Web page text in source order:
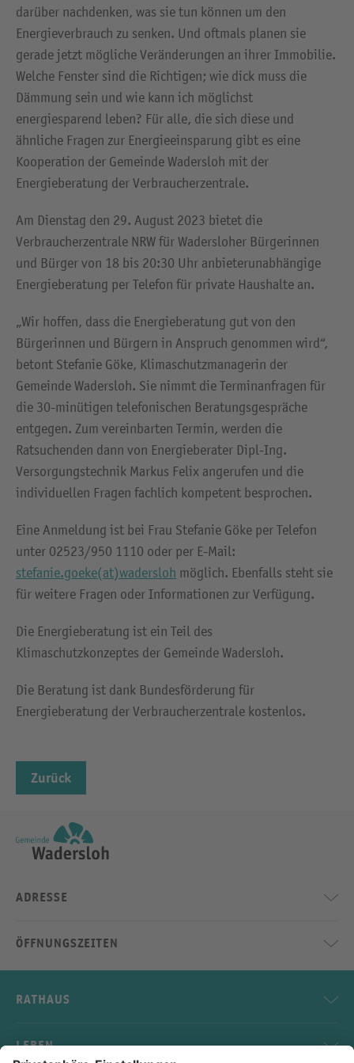
darüber nachdenken, was sie tun können um den
Energieverbrauch zu senken. Und oftmals planen sie
gerade jetzt mögliche Veränderungen an ihrer Immobilie.
Welche Fenster sind die Richtigen; wie dick muss die
Dämmung sein und wie kann ich möglichst
energiesparend leben? Für alle, die sich diese und
ähnliche Fragen zur Energieeinsparung gibt es eine
Kooperation der Gemeinde Wadersloh mit der
Energieberatung der Verbraucherzentrale.
Am Dienstag den 29. August 2023 bietet die
Verbraucherzentrale NRW für Wadersloher Bürgerinnen
und Bürger von 18 bis 20:30 Uhr anbieterunabhängige
Energieberatung per Telefon für private Haushalte an.
„Wir hoffen, dass die Energieberatung gut von den
Bürgerinnen und Bürgern in Anspruch genommen wird“,
betont Stefanie Göke, Klimaschutzmanagerin der
Gemeinde Wadersloh. Sie nimmt die Terminanfragen für
die 30-minütigen telefonischen Beratungsgespräche
entgegen. Zum vereinbarten Termin, werden die
Ratsuchenden dann von Energieberater Dipl-Ing.
Versorgungstechnik Markus Felix angerufen und die
individuellen Fragen fachlich kompetent besprochen.
Eine Anmeldung ist bei Frau Stefanie Göke per Telefon
unter 02523/950 1110 oder per E-Mail:
stefanie.goeke(at)wadersloh möglich. Ebenfalls steht sie
für weitere Fragen oder Informationen zur Verfügung.
Die Energieberatung ist ein Teil des
Klimaschutzkonzeptes der Gemeinde Wadersloh.
Die Beratung ist dank Bundesförderung für
Energieberatung der Verbraucherzentrale kostenlos.
Zurück
ADRESSE
ÖFFNUNGSZEITEN
RATHAUS
LEBEN